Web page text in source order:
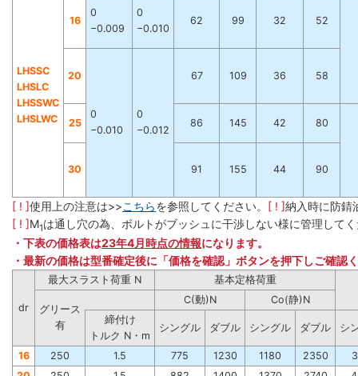
LHSSC
LHSLC
LHSSWC
LHSLWC
16
0
−0.009
0
−0.010
62 99 32 52
20
0
−0.010
0
−0.012
67 109 36 58
25 86 145 42 80
30
91 155 44 90
[ ! ]使用上の注意は>>こちらを参照してください。 [ ! ]納入時に防錆
[ ! ]M1は通し穴の為、ボルトがブッシュに干渉しない様に管理して
・下表の価格表は23年4月時点の情報になります。
・最新の価格は型番確定後に「価格を確認」ボタンを押下しご確認
dr
最大スラスト荷重 N 基本定格荷重
グリース
有
C(動)N
Co(静)N
締付け
トルク N・m
シングル ダブル シングル ダブル シ
16 250 1.5 775 1230 1180 2350